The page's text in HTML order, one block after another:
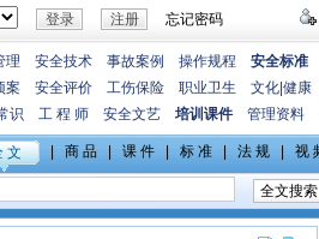
忘记密码
理 安全技术 事故案例 操作规程
安全标准
案 安全评价 工伤保险 职业卫生 文化 健康
识 工 程 师 安全文艺 培训课件 管理资料